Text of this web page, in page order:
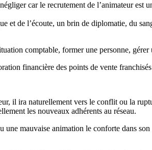
car le recrutement de l’animateur est
et de l’écoute, un brin de diplomatie, du
comptable, former une personne,
financière des points de vente
il ira naturellement vers le conflit ou la
les nouveaux adhérents au réseau.
une mauvaise animation le conforte dans